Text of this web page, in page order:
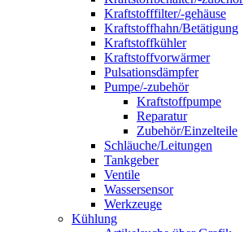
Kraftstofffilter/-gehäuse
Kraftstoffhahn/Betätigung
Kraftstoffkühler
Kraftstoffvorwärmer
Pulsationsdämpfer
Pumpe/-zubehör
Kraftstoffpumpe
Reparatur
Zubehör/Einzelteile
Schläuche/Leitungen
Tankgeber
Ventile
Wassersensor
Werkzeuge
Kühlung